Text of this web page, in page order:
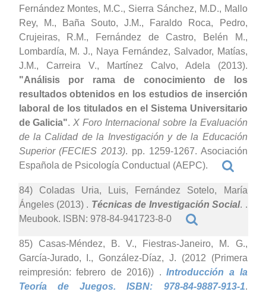
Fernández Montes, M.C., Sierra Sánchez, M.D., Mallo
Rey, M., Baña Souto, J.M., Faraldo Roca, Pedro,
Crujeiras, R.M., Fernández de Castro, Belén M.,
Lombardía, M. J., Naya Fernández, Salvador, Matías,
J.M., Carreira V., Martínez Calvo, Adela (2013).
"Análisis por rama de conocimiento de los
resultados obtenidos en los estudios de inserción
laboral de los titulados en el Sistema Universitario
de Galicia". X Foro Internacional sobre la Evaluación
de la Calidad de la Investigación y de la Educación
Superior (FECIES 2013). pp. 1259-1267. Asociación
Española de Psicología Conductual (AEPC).
84) Coladas Uria, Luis, Fernández Sotelo, María
Ángeles (2013) . Técnicas de Investigación Social. .
Meubook. ISBN: 978-84-941723-8-0
85) Casas-Méndez, B. V., Fiestras-Janeiro, M. G.,
García-Jurado, I., González-Díaz, J. (2012 (Primera
reimpresión: febrero de 2016)) .Introducción a la
Teoría de Juegos. ISBN: 978-84-9887-913-1.